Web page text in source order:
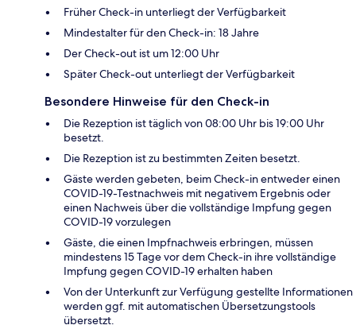
Früher Check-in unterliegt der Verfügbarkeit
Mindestalter für den Check-in: 18 Jahre
Der Check-out ist um 12:00 Uhr
Später Check-out unterliegt der Verfügbarkeit
Besondere Hinweise für den Check-in
Die Rezeption ist täglich von 08:00 Uhr bis 19:00 Uhr
besetzt.
Die Rezeption ist zu bestimmten Zeiten besetzt.
Gäste werden gebeten, beim Check-in entweder einen
COVID-19-Testnachweis mit negativem Ergebnis oder
einen Nachweis über die vollständige Impfung gegen
COVID-19 vorzulegen
Gäste, die einen Impfnachweis erbringen, müssen
mindestens 15 Tage vor dem Check-in ihre vollständige
Impfung gegen COVID-19 erhalten haben
Von der Unterkunft zur Verfügung gestellte Informationen
werden ggf. mit automatischen Übersetzungstools
übersetzt.